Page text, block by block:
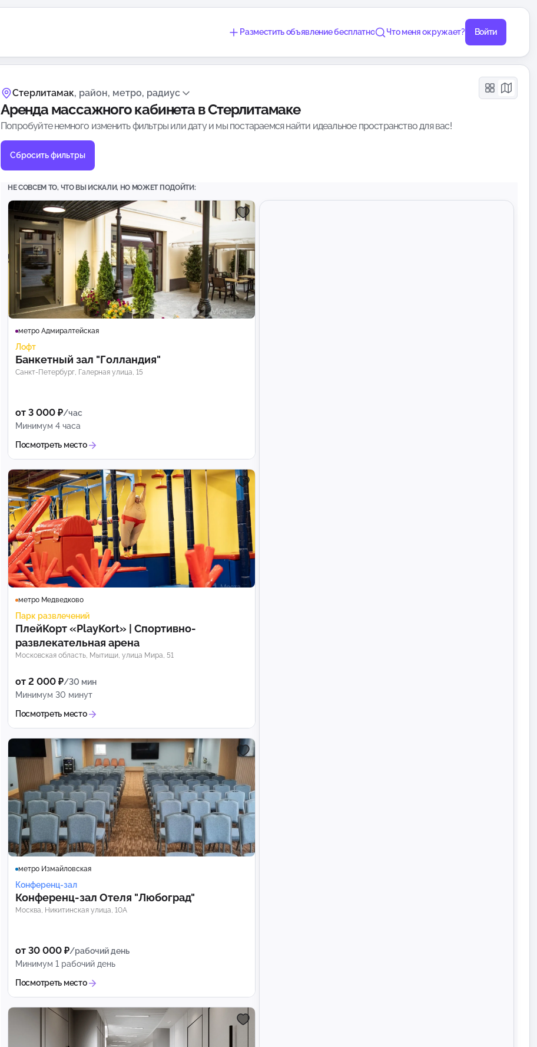
Разместить объявление бесплатно Что меня окружает? Войти
Стерлитамак, район, метро, радиус
Аренда массажного кабинета в Стерлитамаке
Попробуйте немного изменить фильтры или дату и мы постараемся найти идеальное пространство для вас!
Сбросить фильтры
НЕ СОВСЕМ ТО, ЧТО ВЫ ИСКАЛИ, НО МОЖЕТ ПОДОЙТИ:
метро Адмиралтейская
Лофт
Банкетный зал "Голландия"
Санкт-Петербург, Галерная улица, 15
от 3 000 ₽/час
Минимум 4 часа
Посмотреть место
метро Медведково
Парк развлечений
ПлейКорт «PlayKort» | Спортивно-
развлекательная арена
Московская область, Мытищи, улица Мира, 51
от 2 000 ₽/30 мин
Минимум 30 минут
Посмотреть место
метро Измайловская
Конференц-зал
Конференц‑зал Отеля "Любоград"
Москва, Никитинская улица, 10А
от 30 000 ₽/рабочий день
Минимум 1 рабочий день
Посмотреть место